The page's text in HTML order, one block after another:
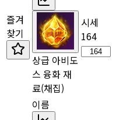
즐겨
찾기
상급 아비도
스 융화 재
료(채집)
시세
164
이름